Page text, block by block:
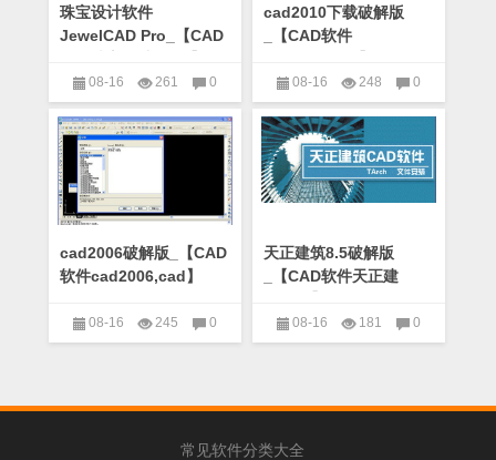
珠宝设计软件
JewelCAD Pro_【CAD
(74.3M)
08-16 261
0
CAD软件
cad2010下载破解版
_【CAD软件
08-16 248
0
CAD软件
cad2006破解版_【CAD
软件cad2006,cad】
08-16 245
0
天正建筑8.5破解版
_【CAD软件天正建
08-16 181
0
常见软件分类大全